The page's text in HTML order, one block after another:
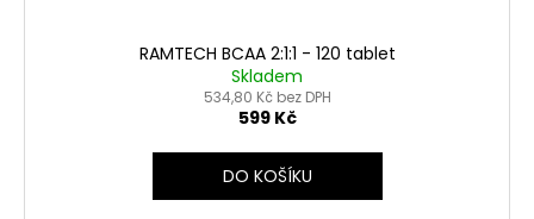
RAMTECH BCAA 2:1:1 - 120 tablet
Skladem
534,80 Kč bez DPH
599 Kč
DO KOŠÍKU